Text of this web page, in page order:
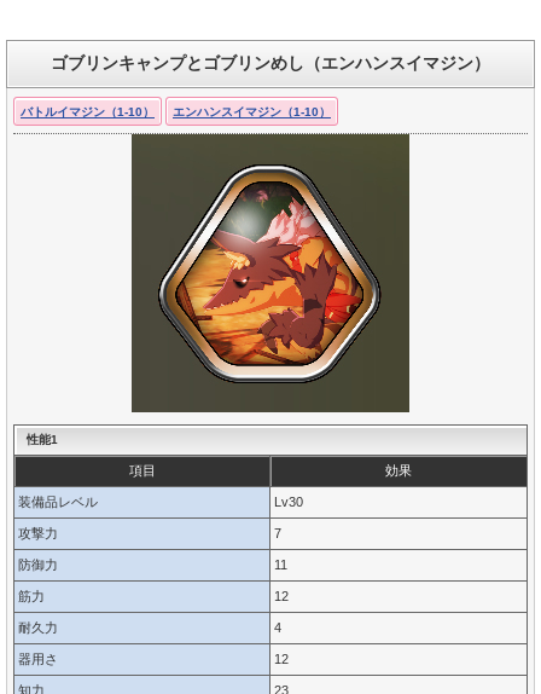
ゴブリンキャンプとゴブリンめし（エンハンスイマジン）
バトルイマジン（1-10） エンハンスイマジン（1-10）
性能1
項目 効果
装備品レベル Lv30
攻撃力 7
防御力 11
筋力 12
耐久力 4
器用さ 12
知力 23